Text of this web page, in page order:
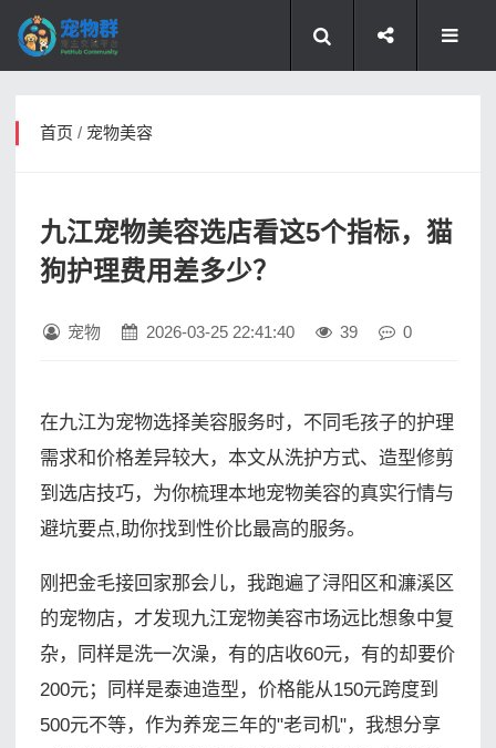
首页 / 宠物美容
九江宠物美容选店看这5个指标，猫
狗护理费用差多少？
宠物 2026-03-25 22:41:40 39 0
在九江为宠物选择美容服务时，不同毛孩子的护理
需求和价格差异较大，本文从洗护方式、造型修剪
到选店技巧，为你梳理本地宠物美容的真实行情与
避坑要点,助你找到性价比最高的服务。
刚把金毛接回家那会儿，我跑遍了浔阳区和濂溪区
的宠物店，才发现九江宠物美容市场远比想象中复
杂，同样是洗一次澡，有的店收60元，有的却要价
200元；同样是泰迪造型，价格能从150元跨度到
500元不等，作为养宠三年的"老司机"，我想分享